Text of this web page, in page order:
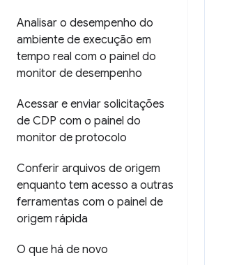
Analisar o desempenho do
ambiente de execução em
tempo real com o painel do
monitor de desempenho
Acessar e enviar solicitações
de CDP com o painel do
monitor de protocolo
Conferir arquivos de origem
enquanto tem acesso a outras
ferramentas com o painel de
origem rápida
O que há de novo